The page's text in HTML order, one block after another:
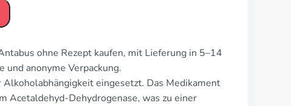
ohne Rezept kaufen, mit Lieferung in 5–14
und anonyme Verpackung.
eingesetzt. Das Medikament
Acetaldehyd-Dehydrogenase, was zu einer